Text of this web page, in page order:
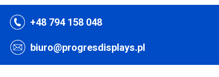
+48 794 158 048
biuro@progresdisplays.pl